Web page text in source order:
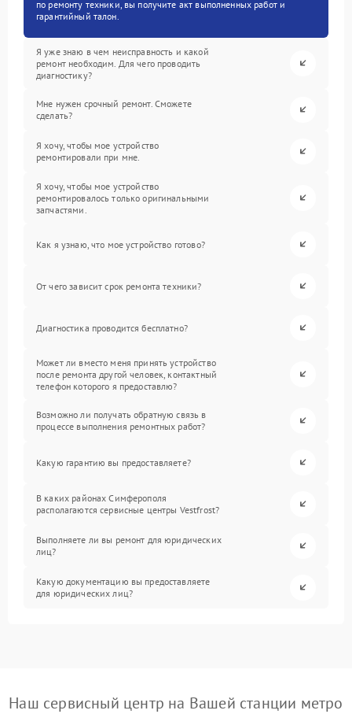
по ремонту техники, вы получите акт выполненных работ и
гарантийный талон.
Я уже знаю в чем неисправность и какой
ремонт необходим. Для чего проводить
диагностику?
Мне нужен срочный ремонт. Сможете
сделать?
Я хочу, чтобы мое устройство
ремонтировали при мне.
Я хочу, чтобы мое устройство
ремонтировалось только оригинальными
запчастями.
Как я узнаю, что мое устройство готово?
От чего зависит срок ремонта техники?
Диагностика проводится бесплатно?
Может ли вместо меня принять устройство
после ремонта другой человек, контактный
телефон которого я предоставлю?
Возможно ли получать обратную связь в
процессе выполнения ремонтных работ?
Какую гарантию вы предоставляете?
В каких районах Симферополя
располагаются сервисные центры Vestfrost?
Выполняете ли вы ремонт для юридических
лиц?
Какую документацию вы предоставляете
для юридических лиц?
Наш сервисный центр на Вашей станции метро